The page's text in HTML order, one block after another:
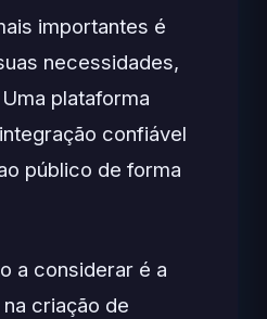
importantes é
necessidades,
plataforma
confiável
público de forma
a considerar é a
criação de